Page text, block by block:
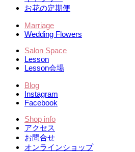
お花の定期便
Marriage
Wedding Flowers
Salon Space
Lesson
Lesson会場
Blog
Instagram
Facebook
Shop info
アクセス
お問合せ
オンラインショップ